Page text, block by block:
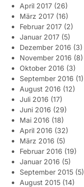
April 2017 (26)
März 2017 (16)
Februar 2017 (2)
Januar 2017 (5)
Dezember 2016 (3)
November 2016 (8)
Oktober 2016 (3)
September 2016 (1)
August 2016 (12)
Juli 2016 (17)
Juni 2016 (29)
Mai 2016 (18)
April 2016 (32)
März 2016 (5)
Februar 2016 (19)
Januar 2016 (5)
September 2015 (5)
August 2015 (14)